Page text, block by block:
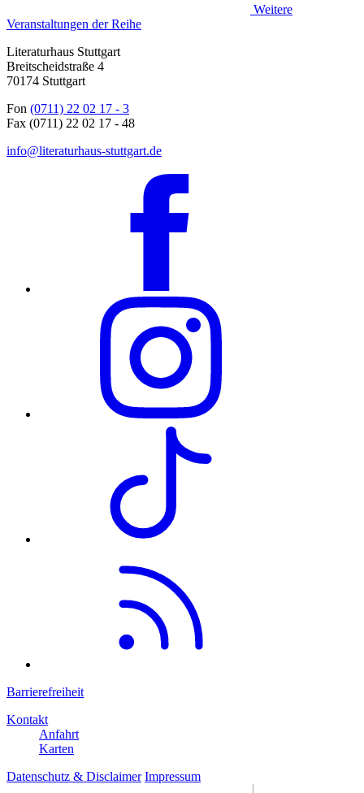
Weitere
Veranstaltungen der Reihe
Literaturhaus Stuttgart
Breitscheidstraße 4
70174 Stuttgart
Fon (0711) 22 02 17 - 3
Fax (0711) 22 02 17 - 48
info@literaturhaus-stuttgart.de
Barrierefreiheit
Kontakt
Anfahrt
Karten
Datenschutz & Disclaimer Impressum